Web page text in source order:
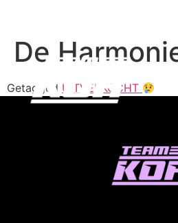
De
Getagged UITVERKOCHT